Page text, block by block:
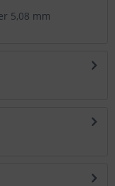
5,08 mm